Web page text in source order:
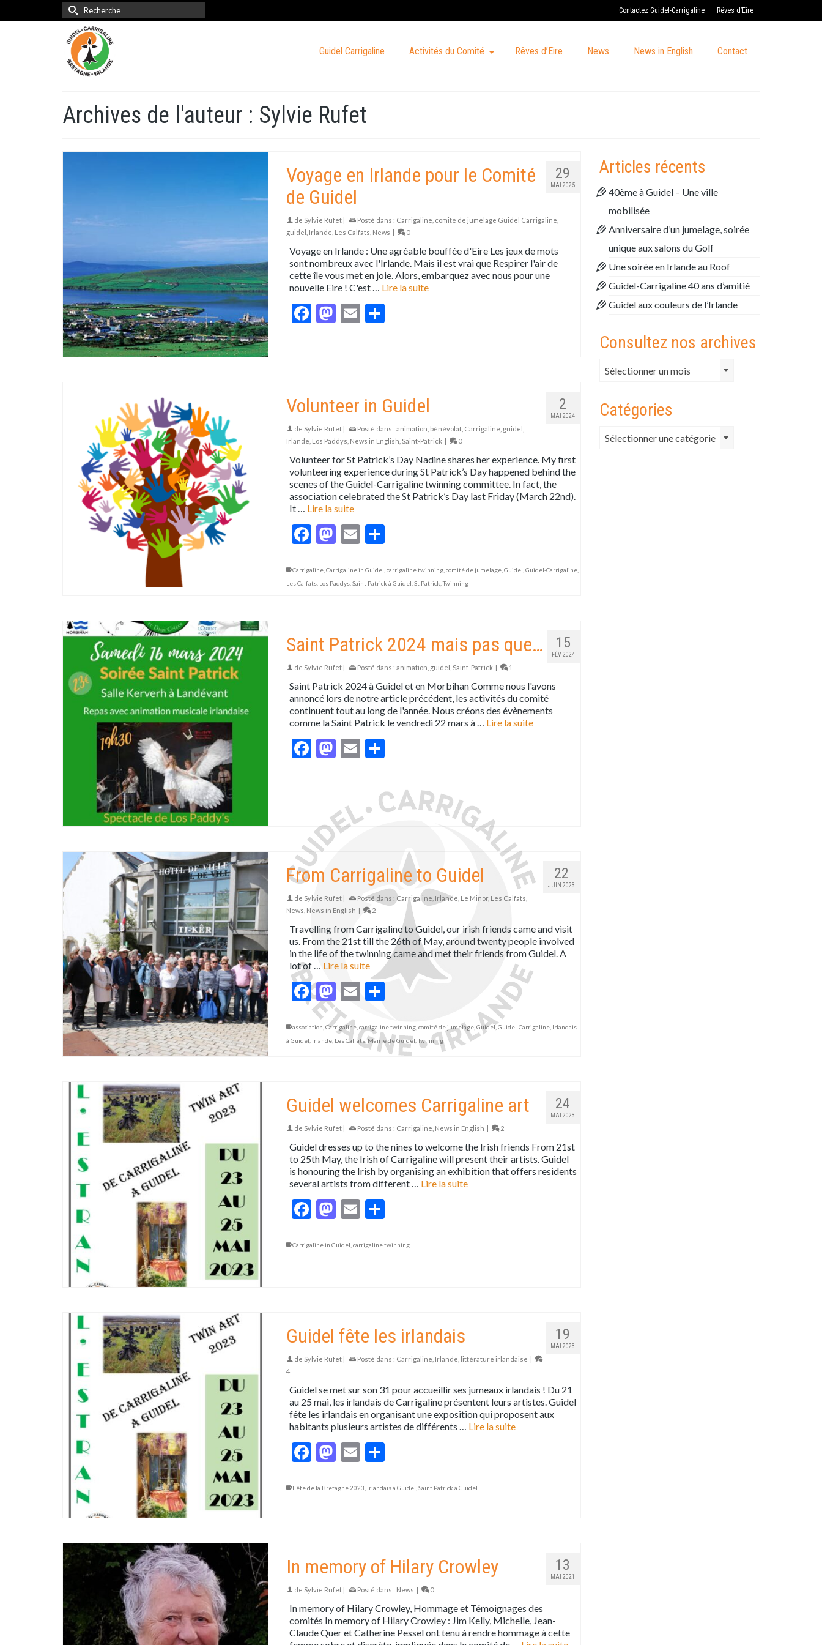
Contactez Guidel-Carrigaline Rêves d’Eire
Rechercher :
Guidel Carrigaline Activités du Comité Rêves d’Eire News News in English Contact
Archives de l'auteur : Sylvie Rufet
29
MAI 2025
Voyage en Irlande pour le Comité
de Guidel
de Sylvie Rufet | Posté dans : Carrigaline comité de jumelage Guidel Carrigaline
guidel Irlande Les Calfats News | 0
Voyage en Irlande : Une agréable bouffée d'Eire Les jeux de mots
sont nombreux avec l'Irlande. Mais il est vrai que Respirer l'air de
cette île vous met en joie. Alors, embarquez avec nous pour une
nouvelle Eire ! C'est … Lire la suite
Facebook
Mastodon
EmailPartager
2
MAI 2024
Volunteer in Guidel
de Sylvie Rufet | Posté dans : animation bénévolat, Carrigaline guidel
Irlande Los Paddys News in English Saint-Patrick | 0
Volunteer for St Patrick’s Day Nadine shares her experience. My first
volunteering experience during St Patrick’s Day happened behind the
scenes of the Guidel-Carrigaline twinning committee. In fact, the
association celebrated the St Patrick’s Day last Friday (March 22nd).
It … Lire la suite
Facebook
Mastodon
EmailPartager
Carrigaline, Carrigaline in Guidel carrigaline twinning, comité de jumelage, Guidel Guidel-Carrigaline,
Les Calfats, Los Paddys, Saint Patrick à Guidel St Patrick ,Twinning
15
FÉV 2024
Saint Patrick 2024 mais pas que…
de Sylvie Rufet | Posté dans : animation guidel Saint-Patrick | 1
Saint Patrick 2024 à Guidel et en Morbihan Comme nous l'avons
annoncé lors de notre article précédent, les activités du comité
continuent tout au long de l'année. Nous créons des évènements
comme la Saint Patrick le vendredi 22 mars à … Lire la suite
Facebook
Mastodon
EmailPartager
22
JUIN 2023
From Carrigaline to Guidel
de Sylvie Rufet | Posté dans : Carrigaline Irlande Le Minor, Les Calfats
News News in English | 2
Travelling from Carrigaline to Guidel, our irish friends came and visit
us. From the 21st till the 26th of May, around twenty people involved
in the life of the twinning came and met their friends from Guidel. A
lot of … Lire la suite
Facebook
Mastodon
EmailPartager
association Carrigaline, carrigaline twinning, comité de jumelage, Guidel,Guidel-Carrigaline, Irlandais
à Guidel Irlande, Les Calfats,Mairie de Guidel ,Twinning
24
MAI 2023
Guidel welcomes Carrigaline art
de Sylvie Rufet Posté dans : Carrigaline News in English 2
Guidel dresses up to the nines to welcome the Irish friends From 21st
to 25th May, the Irish of Carrigaline will present their artists. Guidel
is honouring the Irish by organising an exhibition that offers residents
several artists from different … Lire la suite
Facebook
Mastodon
EmailPartager
Carrigaline in Guidel carrigaline twinning
19
MAI 2023
Guidel fête les irlandais
de Sylvie Rufet Posté dans : Carrigaline Irlande littérature irlandaise
4
Guidel se met sur son 31 pour accueillir ses jumeaux irlandais ! Du 21
au 25 mai, les irlandais de Carrigaline présentent leurs artistes. Guidel
fête les irlandais en organisant une exposition qui proposent aux
habitants plusieurs artistes de différents … Lire la suite
Facebook
Mastodon
EmailPartager
Fête de la Bretagne 2023 Irlandais à Guidel Saint Patrick à Guidel
13
MAI 2021
In memory of Hilary Crowley
de Sylvie Rufet | Posté dans : News | 0
In memory of Hilary Crowley, Hommage et Témoignages des
comités In memory of Hilary Crowley : Jim Kelly, Michelle, Jean-
Claude Quer et Catherine Pessel ont tenu à rendre hommage à cette
Articles récents
40ème à Guidel – Une ville
mobilisée
Anniversaire d’un jumelage, soirée
unique aux salons du Golf
Une soirée en Irlande au Roof
Guidel-Carrigaline 40 ans d’amitié
Guidel aux couleurs de l’Irlande
Consultez nos archives
nos
Sélectionner un mois
Catégories
Sélectionner une catégorie